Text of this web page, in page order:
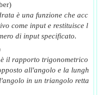
è una funzione che acc
come input e restituisce l
di input specificato.
il rapporto trigonometrico
all'angolo e la lungh
in un triangolo retta